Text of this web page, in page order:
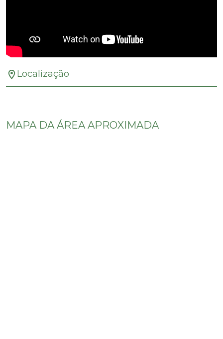
Localização
MAPA DA ÁREA APROXIMADA